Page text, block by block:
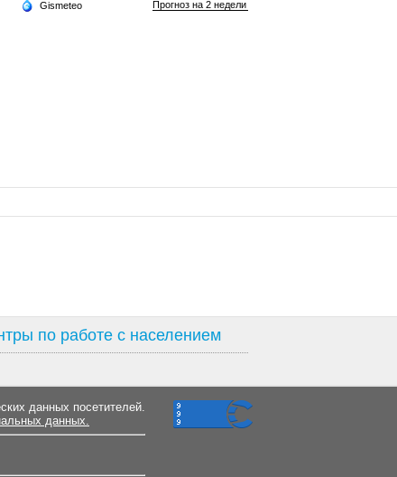
по работе с населением
данных посетителей.
данных.